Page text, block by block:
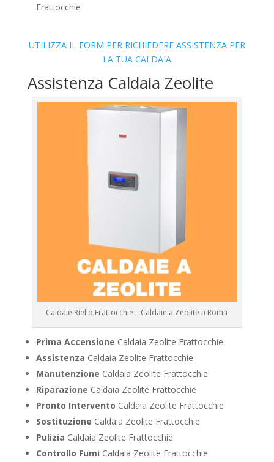
Frattocchie
UTILIZZA IL FORM PER RICHIEDERE ASSISTENZA PER
LA TUA CALDAIA
Assistenza Caldaia Zeolite
Caldaie Riello Frattocchie – Caldaie a Zeolite a Roma
Prima Accensione Caldaia Zeolite Frattocchie
Assistenza Caldaia Zeolite Frattocchie
Manutenzione Caldaia Zeolite Frattocchie
Riparazione Caldaia Zeolite Frattocchie
Pronto Intervento Caldaia Zeolite Frattocchie
Sostituzione Caldaia Zeolite Frattocchie
Pulizia Caldaia Zeolite Frattocchie
Controllo Fumi Caldaia Zeolite Frattocchie